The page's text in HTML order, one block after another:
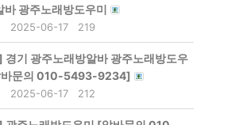
바 광주노래방도우미
2025-06-17 219
경기 광주노래방알바 광주노래방도우
바문의 010-5493-9234]
2025-06-17 212